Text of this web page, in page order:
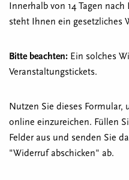
Innerhalb von 14 Tagen
steht Ihnen ein gesetzliches
Bitte beachten: Ein solches
Veranstaltungstickets.
Nutzen Sie dieses
online einzureichen. Füllen
Felder aus und senden Sie
"Widerruf abschicken" ab.